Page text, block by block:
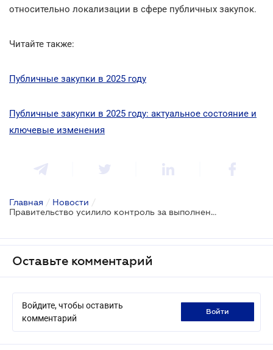
относительно локализации в сфере публичных закупок.
Читайте также:
Публичные закупки в 2025 году
Публичные закупки в 2025 году: актуальное состояние и
ключевые изменения
Главная / Новости /
Правительство усилило контроль за выполнением условий локализации во время закупок
Оставьте комментарий
Войдите, чтобы оставить
комментарий
войти